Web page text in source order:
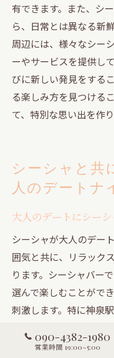
有できます。また、シ
ら、日常とは異なる新
周辺には、様々なシー
ーやサービスを提供し
びに新しい発見をする
る楽しみ方を見つける
て、特別な思い出を作り
シーシャと共
人のデートナ
大人のデートにシー
シーシャが大人のデー
囲気と共に、リラック
ります。シーシャバー
選んで楽しむことがで
刺激します。特に神泉
ユニークなフレーバー
するのに最適な場所で
090-4382-1980
営業時間 19:00~5:00